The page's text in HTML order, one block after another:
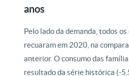
anos
Pelo lado da demanda, todos
recuaram em 2020, na
anterior. O consumo das
resultado da série histórica (-